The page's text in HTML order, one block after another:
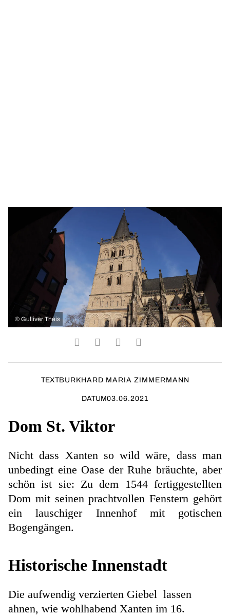
© Gulliver Theis
TEXTBURKHARD MARIA ZIMMERMANN
DATUM03.06.2021
Dom St. Viktor
Nicht dass Xanten so wild wäre, dass man
unbedingt eine Oase der Ruhe bräuchte, aber
schön ist sie: Zu dem 1544 fertiggestellten
Dom mit seinen prachtvollen Fenstern gehört
ein lauschiger Innenhof mit gotischen
Bogengängen.
Historische Innenstadt
Die aufwendig verzierten Giebel lassen
ahnen, wie wohlhabend Xanten im 16.